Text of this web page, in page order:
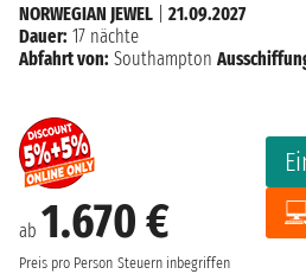
ab 1.670 €
Preis pro Person Steuern inbegriffen
NORWEGIAN JEWEL
21.09.2027
Dauer: 17 nächte
Abfahrt von: Southampton